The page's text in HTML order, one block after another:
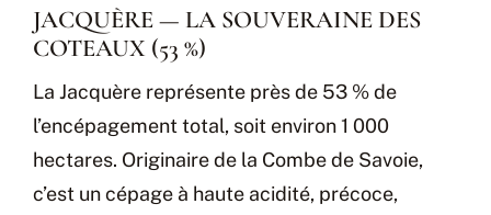
JACQUÈRE — LA SOUVERAINE DES
COTEAUX (53 %)
La Jacquère représente près de 53 % de
l’encépagement total, soit environ 1 000
hectares. Originaire de la Combe de Savoie,
c’est un cépage à haute acidité, précoce,